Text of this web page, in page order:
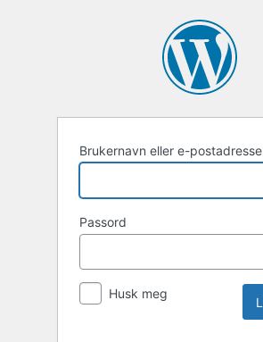
Brukernavn eller e-postadresse
Passord
Husk meg